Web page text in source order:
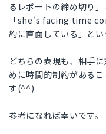
るレポートの締め切り」
「she's facing time
約に直面している」とい
どちらの表現も、相手
めに時間的制約がある
す(^^)
参考になれば幸いです。